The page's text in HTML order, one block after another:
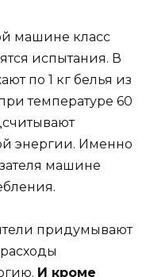
машине класс
испытания. В
по 1 кг белья из
температуре 60
энергии. Именно
машине
придумывают
И кроме